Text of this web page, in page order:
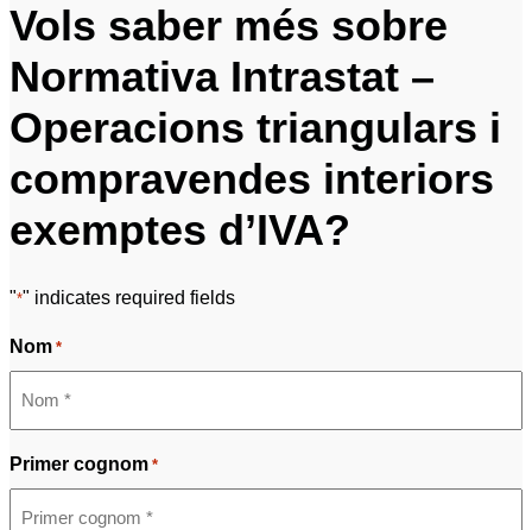
Vols saber més sobre
Normativa Intrastat –
Operacions triangulars i
compravendes interiors
exemptes d’IVA?
"*" indicates required fields
Nom *
Primer cognom *